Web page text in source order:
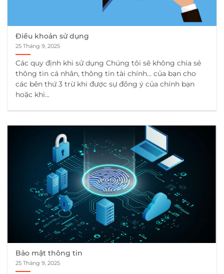
Điều khoản sử dụng
25 Tháng 9, 2025
Các quy định khi sử dụng Chúng tôi sẽ không chia sẻ
thông tin cá nhân, thông tin tài chính… của bạn cho
các bên thứ 3 trừ khi được sự đồng ý của chính bạn
hoặc khi...
Bảo mật thông tin
25 Tháng 9, 2025